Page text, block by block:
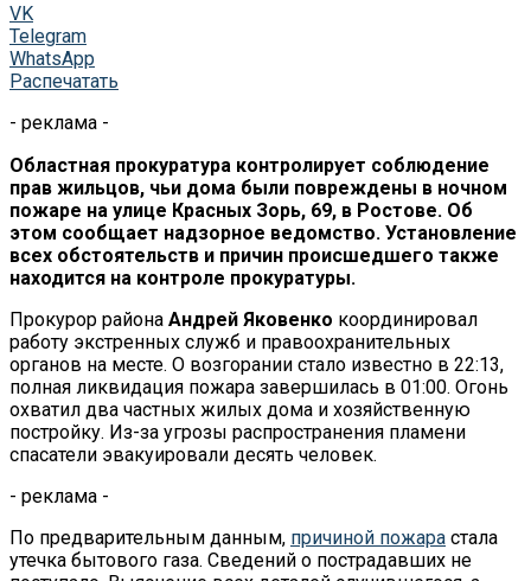
VK
Telegram
WhatsApp
Распечатать
- реклама -
Областная прокуратура контролирует соблюдение
прав жильцов, чьи дома были повреждены в ночном
пожаре на улице Красных Зорь, 69, в Ростове. Об
этом сообщает надзорное ведомство. Установление
всех обстоятельств и причин происшедшего также
находится на контроле прокуратуры.
Прокурор района Андрей Яковенко координировал
работу экстренных служб и правоохранительных
органов на месте. О возгорании стало известно в 22:13,
полная ликвидация пожара завершилась в 01:00. Огонь
охватил два частных жилых дома и хозяйственную
постройку. Из-за угрозы распространения пламени
спасатели эвакуировали десять человек.
- реклама -
По предварительным данным, причиной пожара стала
утечка бытового газа. Сведений о пострадавших не